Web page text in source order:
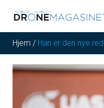
Hjem / Han er den nye